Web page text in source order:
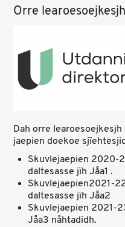
Orre
Dah orre
jaepien doekoe
Skuvlejaepien 2020-
daltesasse jïh Jåa1 .
Skuvlejaepien2021-
daltesasse jïh Jåa2
Skuvlejaepien 2021-
Jåa3 nåhtadidh.